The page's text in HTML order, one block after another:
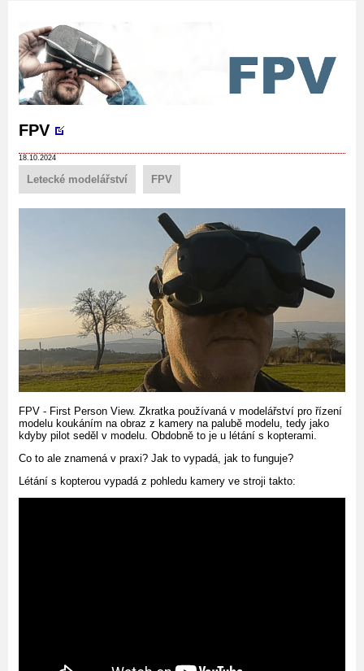
FPV
18.10.2024
Letecké modelářství FPV
FPV - First Person View. Zkratka používaná v modelářství pro řízení
modelu koukáním na obraz z kamery na palubě modelu, tedy jako
kdyby pilot seděl v modelu. Obdobně to je u létání s kopterami.
Co to ale znamená v praxi? Jak to vypadá, jak to funguje?
Létání s kopterou vypadá z pohledu kamery ve stroji takto: